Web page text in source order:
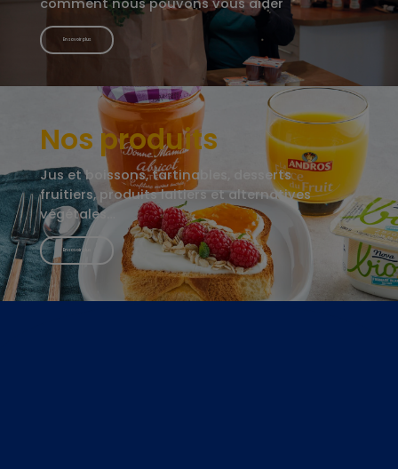
En savoir plus
Nos produits
Jus et boissons, tartinables, desserts
fruitiers, produits laitiers et alternatives
végétales…
En savoir plus